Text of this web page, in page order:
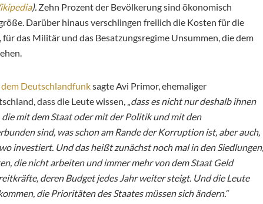
). Zehn Prozent der Bevölkerung sind ökonomisch
Darüber hinaus verschlingen freilich die Kosten für die
das Militär und das Besatzungsregime Unsummen, die dem
Deutschlandfunksagte Avi Primor, ehemaliger
dass die Leute wissen, „ dass es nicht nur deshalb ihnen
mit dem Staat oder mit der Politik und mit den
sind, was schon am Rande der Korruption ist, aber auch,
investiert. Und das heißt zunächst noch mal in den Siedlungen,
die nicht arbeiten und immer mehr von dem Staat Geld
deren Budget jedes Jahr weiter steigt. Und die Leute
die Prioritäten des Staates müssen sich ändern.“